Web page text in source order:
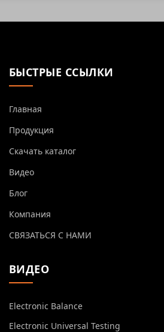
БЫСТРЫЕ ССЫЛКИ
Главная
Продукция
Скачать каталог
Видео
Блог
Компания
СВЯЗАТЬСЯ С НАМИ
ВИДЕО
Electronic Balance
Electronic Universal Testing